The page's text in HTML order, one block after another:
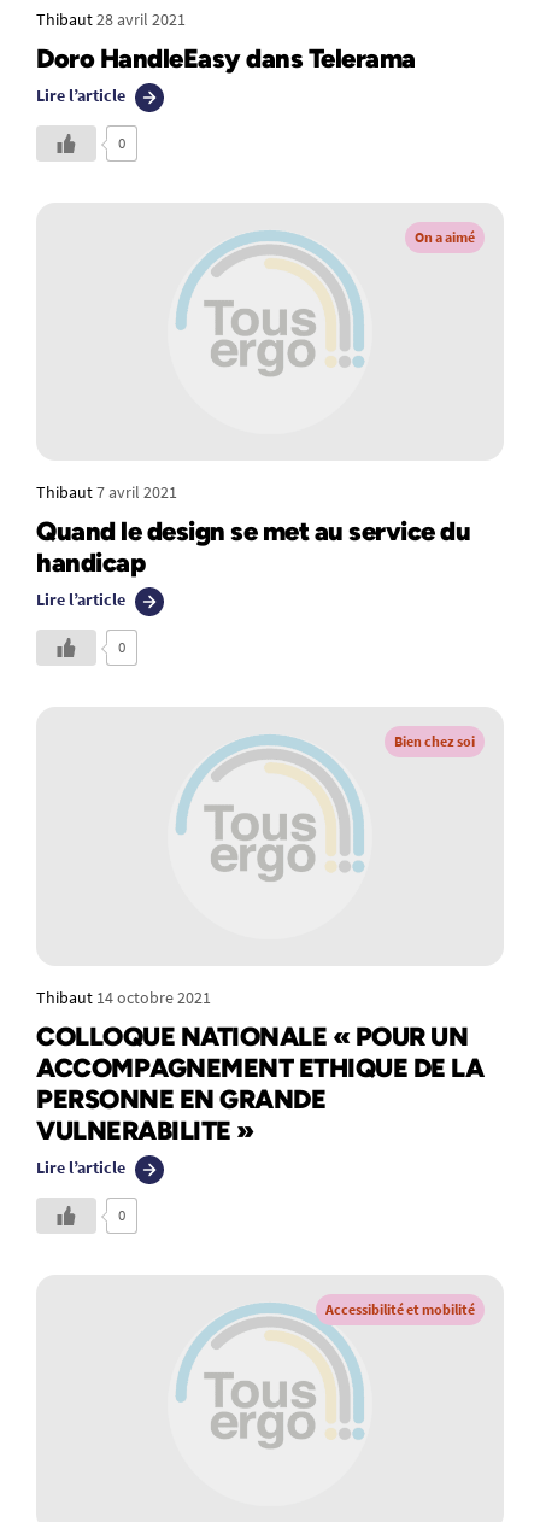
Thibaut28 avril 2021
Doro HandleEasy dans Telerama
Lire l’article
0
On a aimé
Thibaut7 avril 2021
Quand le design se met au service du
handicap
Lire l’article
0
Bien chez soi
Thibaut 14 octobre 2021
COLLOQUE NATIONALE « POUR UN
ACCOMPAGNEMENT ETHIQUE DE LA
PERSONNE EN GRANDE
VULNERABILITE »
Lire l’article
0
Accessibilité et mobilité